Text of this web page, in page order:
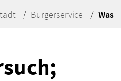
Bürgerservice Was